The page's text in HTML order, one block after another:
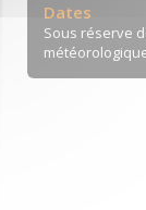
Dates
Sous réserve